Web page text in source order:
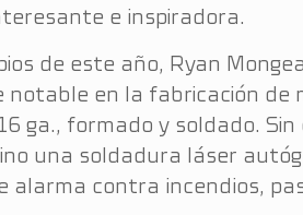
e inspiradora.
de este año, Ryan
notable en la fabricación
ga., formado y soldado.
una soldadura láser
alarma contra incendios,